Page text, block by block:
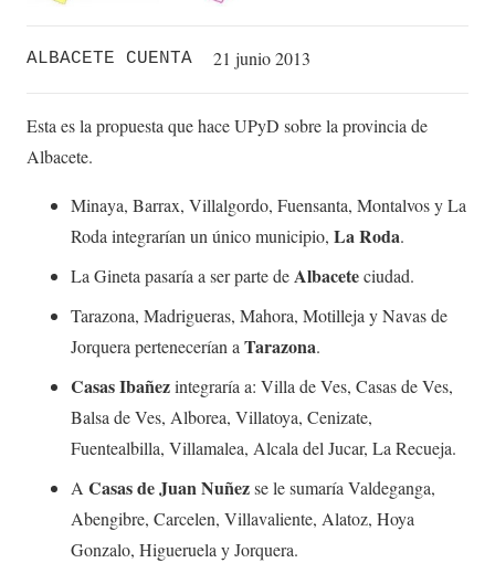
ALBACETE CUENTA 21 junio 2013
Esta es la propuesta que hace UPyD sobre la provincia de
Albacete.
Minaya, Barrax, Villalgordo, Fuensanta, Montalvos y La
Roda integrarían un único municipio, La Roda.
La Gineta pasaría a ser parte deAlbaceteciudad.
Tarazona, Madrigueras, Mahora, Motilleja y Navas de
Jorquera pertenecerían aTarazona.
Casas Ibañezintegraría a: Villa de Ves, Casas de Ves,
Balsa de Ves, Alborea, Villatoya, Cenizate,
Fuentealbilla, Villamalea, Alcala del Jucar, La Recueja.
A Casas de Juan Nuñezse le sumaría Valdeganga,
Abengibre, Carcelen, Villavaliente, Alatoz, Hoya
Gonzalo, Higueruela y Jorquera.